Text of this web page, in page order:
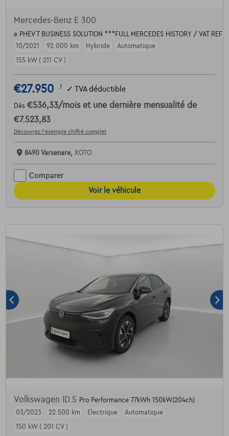
Mercedes-Benz E 300
e PHEV T BUSINESS SOLUTION ***FULL MERCEDES HISTORY / VAT
10/2021
92.000 km Hybride
Automatique
155 kW ( 211 CV )
€27.950 1 ✓ TVA déductible
Dès €536,33/mois et une dernière mensualité de
€7.523,83
Découvrez l’exemple chiffré complet
8490 Varsenare, XOTO
Comparer
Voir le véhicule
Volkswagen ID.5 Pro Performance 77kWh 150kW(204ch)
03/2023
22.500 km Electrique
Automatique
150 kW ( 201 CV )